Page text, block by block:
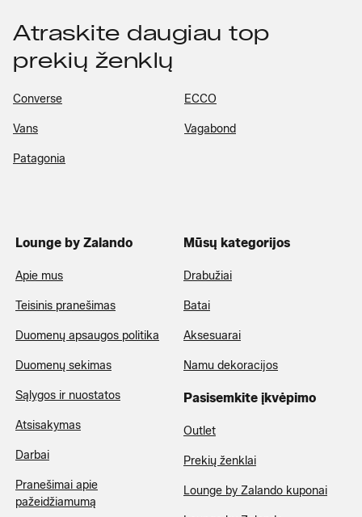
Atraskite daugiau top
prekių ženklų
Converse ECCO
Vans Vagabond
Patagonia
Lounge by Zalando
Apie mus
Teisinis pranešimas
Duomenų apsaugos politika
Duomenų sekimas
Sąlygos ir nuostatos
Atsisakymas
Darbai
Pranešimai apie
pažeidžiamumą
Mūsų kategorijos
Drabužiai
Batai
Aksesuarai
Namu dekoracijos
Pasisemkite įkvėpimo
Outlet
Prekių ženklai
Lounge by Zalando kuponai